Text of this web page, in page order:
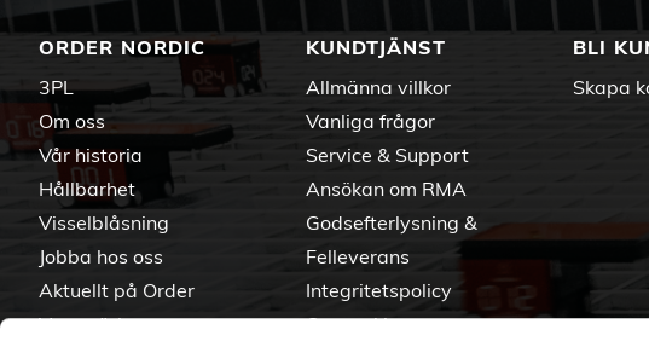
ORDER NORDIC
3PL
Om oss
Vår historia
Hållbarhet
Visselblåsning
Jobba hos oss
Aktuellt på Order
Varumärken
KUNDTJÄNST
Allmänna villkor
Vanliga frågor
Service & Support
Ansökan om RMA
Godsefterlysning &
Felleverans
Integritetspolicy
Om cookies
BLI
Skapa